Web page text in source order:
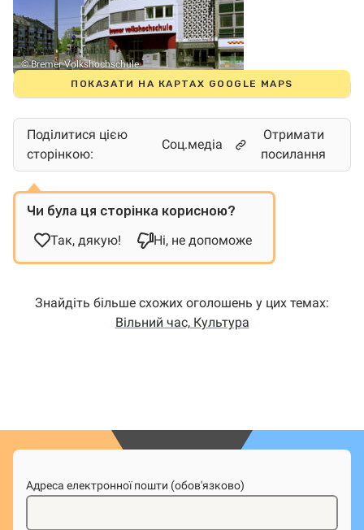
© Bremer Volkshochschule
ПОКАЗАТИ НА КАРТАХ GOOGLE MAPS
Поділитися цією
сторінкою:
Соц.медіа
Отримати
посилання
Чи була ця сторінка корисною?
Так, дякую!
Ні, не допоможе
Знайдіть більше схожих оголошень у цих темах:
Вільний час, Культура
Адреса електронної пошти (обов'язково)